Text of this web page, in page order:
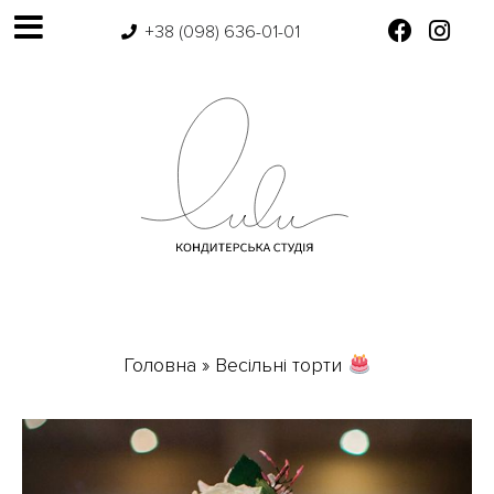
+38 (098) 636-01-01
Головна » Весільні торти